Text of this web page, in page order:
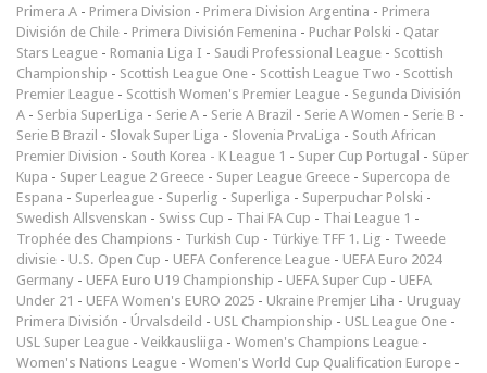
Primera A - Primera Division - Primera Division Argentina - Primera
División de Chile - Primera División Femenina - Puchar Polski - Qatar
Stars League - Romania Liga I - Saudi Professional League - Scottish
Championship - Scottish League One - Scottish League Two - Scottish
Premier League - Scottish Women's Premier League - Segunda División
A - Serbia SuperLiga - Serie A - Serie A Brazil - Serie A Women - Serie B -
Serie B Brazil - Slovak Super Liga - Slovenia PrvaLiga - South African
Premier Division - South Korea - K League 1 - Super Cup Portugal - Süper
Kupa - Super League 2 Greece - Super League Greece - Supercopa de
Espana - Superleague - Superlig - Superliga - Superpuchar Polski -
Swedish Allsvenskan - Swiss Cup - Thai FA Cup - Thai League 1 -
Trophée des Champions - Turkish Cup - Türkiye TFF 1. Lig - Tweede
divisie - U.S. Open Cup - UEFA Conference League - UEFA Euro 2024
Germany - UEFA Euro U19 Championship - UEFA Super Cup - UEFA
Under 21 - UEFA Women's EURO 2025 - Ukraine Premjer Liha - Uruguay
Primera División - Úrvalsdeild - USL Championship - USL League One -
USL Super League - Veikkausliiga - Women's Champions League -
Women's Nations League - Women's World Cup Qualification Europe -